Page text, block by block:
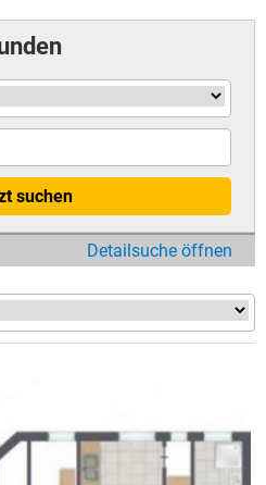
suchen
Detailsuche öffnen